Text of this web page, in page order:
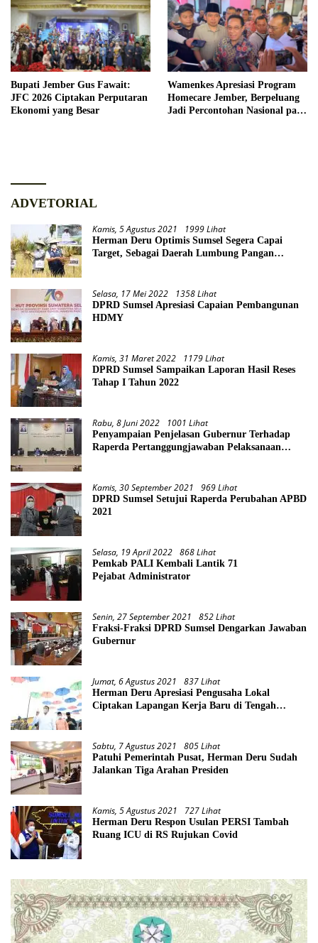
Bupati Jember Gus Fawait:
JFC 2026 Ciptakan Perputaran
Ekonomi yang Besar
Wamenkes Apresiasi Program
Homecare Jember, Berpeluang
Jadi Percontohan Nasional pada
ADVETORIAL
Kamis, 5 Agustus 2021 1999 Lihat
Herman Deru Optimis Sumsel Segera Capai
Target, Sebagai Daerah Lumbung Pangan
Selasa, 17 Mei 2022 1358 Lihat
DPRD Sumsel Apresiasi Capaian Pembangunan
HDMY
Kamis, 31 Maret 2022 1179 Lihat
DPRD Sumsel Sampaikan Laporan Hasil Reses
Tahap I Tahun 2022
Rabu, 8 Juni 2022 1001 Lihat
Penyampaian Penjelasan Gubernur Terhadap
Raperda Pertanggungjawaban Pelaksanaan
Kamis, 30 September 2021 969 Lihat
DPRD Sumsel Setujui Raperda Perubahan APBD
2021
Selasa, 19 April 2022 868 Lihat
Pemkab PALI Kembali Lantik 71
Pejabat Administrator
Senin, 27 September 2021 852 Lihat
Fraksi-Fraksi DPRD Sumsel Dengarkan Jawaban
Gubernur
Jumat, 6 Agustus 2021 837 Lihat
Herman Deru Apresiasi Pengusaha Lokal
Ciptakan Lapangan Kerja Baru di Tengah
Sabtu, 7 Agustus 2021 805 Lihat
Patuhi Pemerintah Pusat, Herman Deru Sudah
Jalankan Tiga Arahan Presiden
Kamis, 5 Agustus 2021 727 Lihat
Herman Deru Respon Usulan PERSI Tambah
Ruang ICU di RS Rujukan Covid